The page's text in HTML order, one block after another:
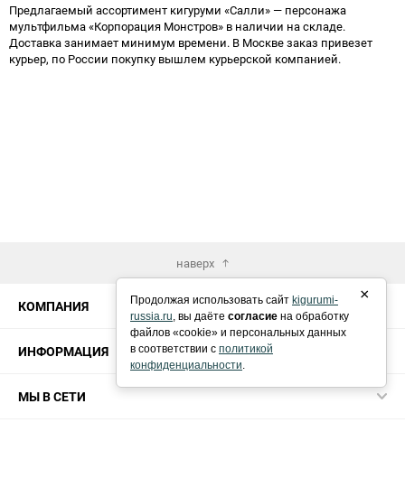
Предлагаемый ассортимент кигуруми «Салли» — персонажа
мультфильма «Корпорация Монстров» в наличии на складе.
Доставка занимает минимум времени. В Москве заказ привезет
курьер, по России покупку вышлем курьерской компанией.
наверх
КОМПАНИЯ
ИНФОРМАЦИЯ
МЫ В СЕТИ
Продолжая использовать сайт kigurumi-
russia.ru, вы даёте согласие на обработку
файлов «cookie» и персональных данных
в соответствии с политикой
конфиденциальности.
×